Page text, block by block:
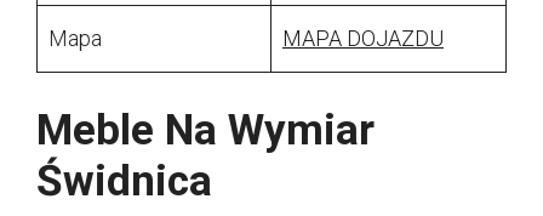
Mapa MAPA DOJAZDU
Meble Na Wymiar
Świdnica